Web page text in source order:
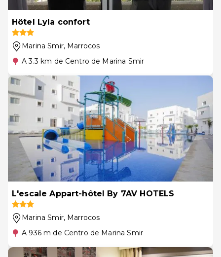
Hôtel Lyla confort
Marina Smir, Marrocos
A 3.3 km de Centro de Marina Smir
L'escale Appart-hôtel By 7AV HOTELS
Marina Smir, Marrocos
A 936 m de Centro de Marina Smir